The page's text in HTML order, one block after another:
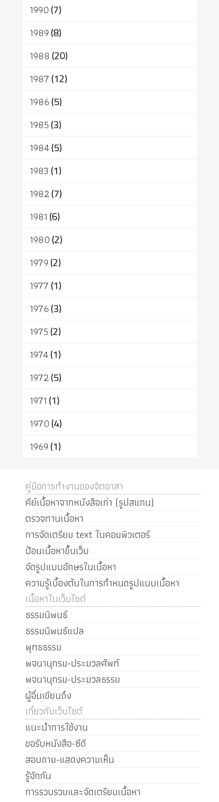
1990(7)
1989(8)
1988 (20)
1987(12)
1986(5)
1985(3)
1984(5)
1983 (1)
1982(7)
1981 (6)
1980(2)
1979(2)
1977(1)
1976(3)
1975(2)
1974(1)
1972(5)
1971 (1)
1970(4)
1969(1)
คู่มือการทำงานของจิตอาสา
คีย์เนื้อหาจากหนังสือเก่า (รูปสแกน)
ตรวจทานเนื้อหา
การจัดเตรียม text ในคอมพิวเตอร์
ป้อนเนื้อหาขึ้นเว็บ
จัดรูปแบบอักษรในเนื้อหา
ความรู้เบื้องต้นในการกำหนดรูปแบบเนื้อหา
เนื้อหาในเว็บไซต์
ธรรมนิพนธ์
ธรรมนิพนธ์แปล
พุทธธรรม
พจนานุกรม-ประมวลศัพท์
พจนานุกรม-ประมวลธรรม
ผู้อื่นเขียนถึง
เกี่ยวกับเว็บไซต์
แนะนำการใช้งาน
ขอรับหนังสือ-ซีดี
สอบถาม-แสดงความเห็น
รู้จักกัน
การรวบรวมและจัดเตรียมเนื้อหา